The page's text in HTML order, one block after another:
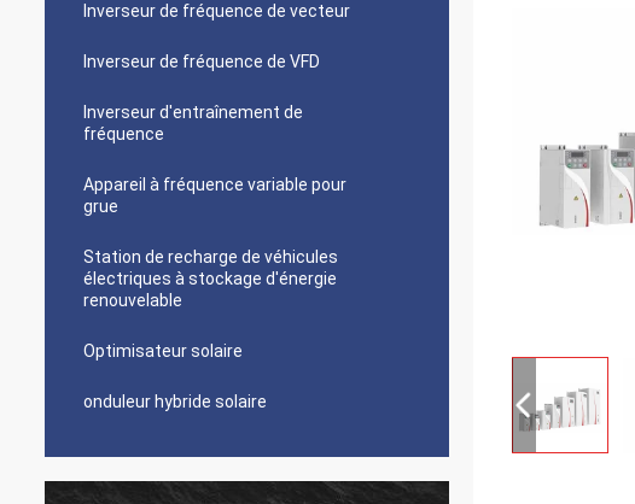
Inverseur de fréquence de vecteur
Inverseur de fréquence de VFD
Inverseur d'entraînement de
fréquence
Appareil à fréquence variable pour
grue
Station de recharge de véhicules
électriques à stockage d'énergie
renouvelable
Optimisateur solaire
onduleur hybride solaire